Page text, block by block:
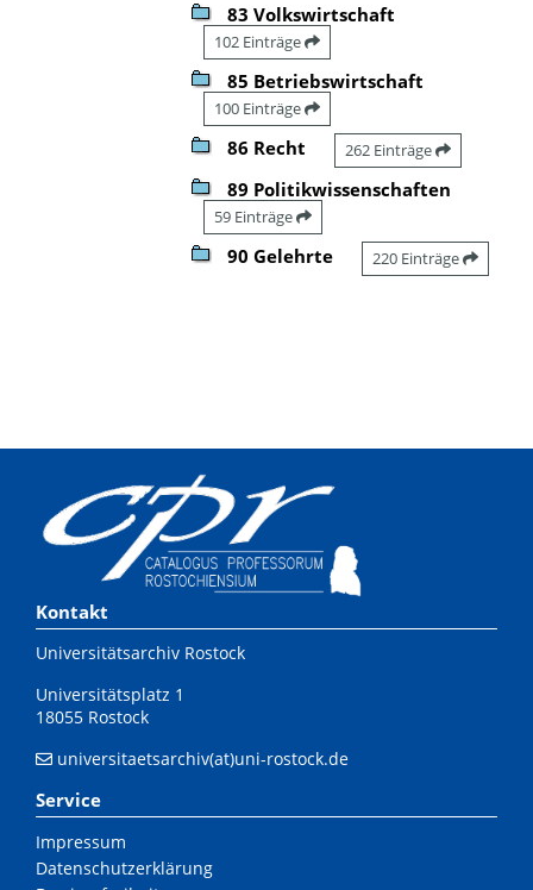
83 Volkswirtschaft
102 Einträge
85 Betriebswirtschaft
100 Einträge
86 Recht 262 Einträge
89 Politikwissenschaften
59 Einträge
90 Gelehrte 220 Einträge
Kontakt
Universitätsarchiv Rostock
Universitätsplatz 1
18055 Rostock
universitaetsarchiv(at)uni-rostock.de
Service
Impressum
Datenschutzerklärung